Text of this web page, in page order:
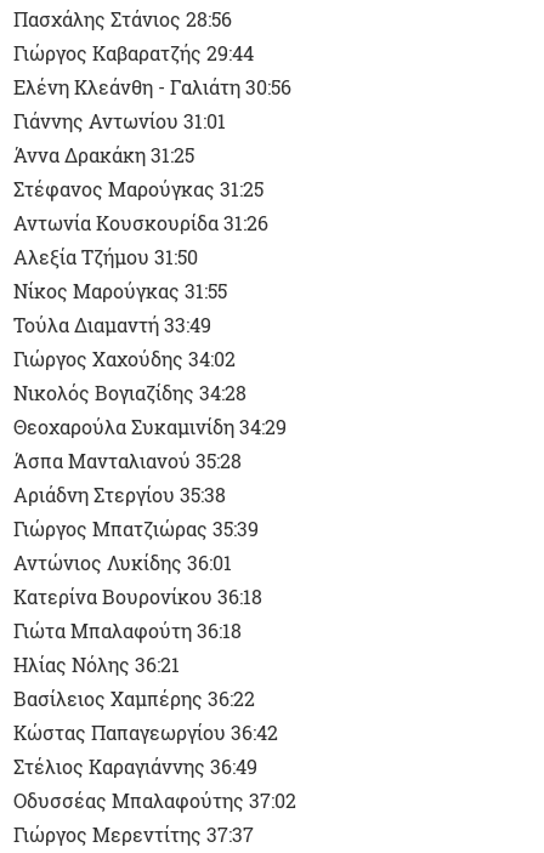
Πασχάλης Στάνιος 28:56
Γιώργος Καβαρατζής 29:44
Ελένη Κλεάνθη - Γαλιάτη 30:56
Γιάννης Αντωνίου 31:01
Άννα Δρακάκη 31:25
Στέφανος Μαρούγκας 31:25
Αντωνία Κουσκουρίδα 31:26
Αλεξία Τζήμου 31:50
Νίκος Μαρούγκας 31:55
Τούλα Διαμαντή 33:49
Γιώργος Χαχούδης 34:02
Νικολός Βογιαζίδης 34:28
Θεοχαρούλα Συκαμινίδη 34:29
Άσπα Μανταλιανού 35:28
Αριάδνη Στεργίου 35:38
Γιώργος Μπατζιώρας 35:39
Αντώνιος Λυκίδης 36:01
Κατερίνα Βουρονίκου 36:18
Γιώτα Μπαλαφούτη 36:18
Ηλίας Νόλης 36:21
Βασίλειος Χαμπέρης 36:22
Κώστας Παπαγεωργίου 36:42
Στέλιος Καραγιάννης 36:49
Οδυσσέας Μπαλαφούτης 37:02
Γιώργος Μερεντίτης 37:37